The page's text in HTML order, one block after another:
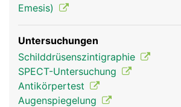
Emesis)
Untersuchungen
Schilddrüsenszintigraphie
SPECT-Untersuchung
Antikörpertest
Augenspiegelung